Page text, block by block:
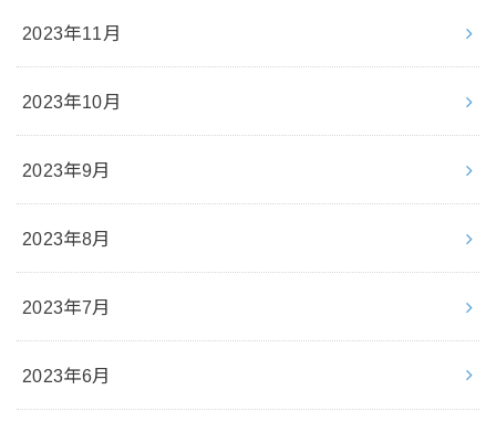
2023年11月
2023年10月
2023年9月
2023年8月
2023年7月
2023年6月